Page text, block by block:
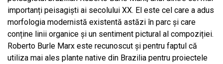
importanți peisagiști ai secolului XX. El este cel care a adus
morfologia modernistă existentă astăzi în parc și care
conține linii organice și un sentiment pictural al compoziției.
Roberto Burle Marx este recunoscut și pentru faptul că
utiliza mai ales plante native din Brazilia pentru proiectele